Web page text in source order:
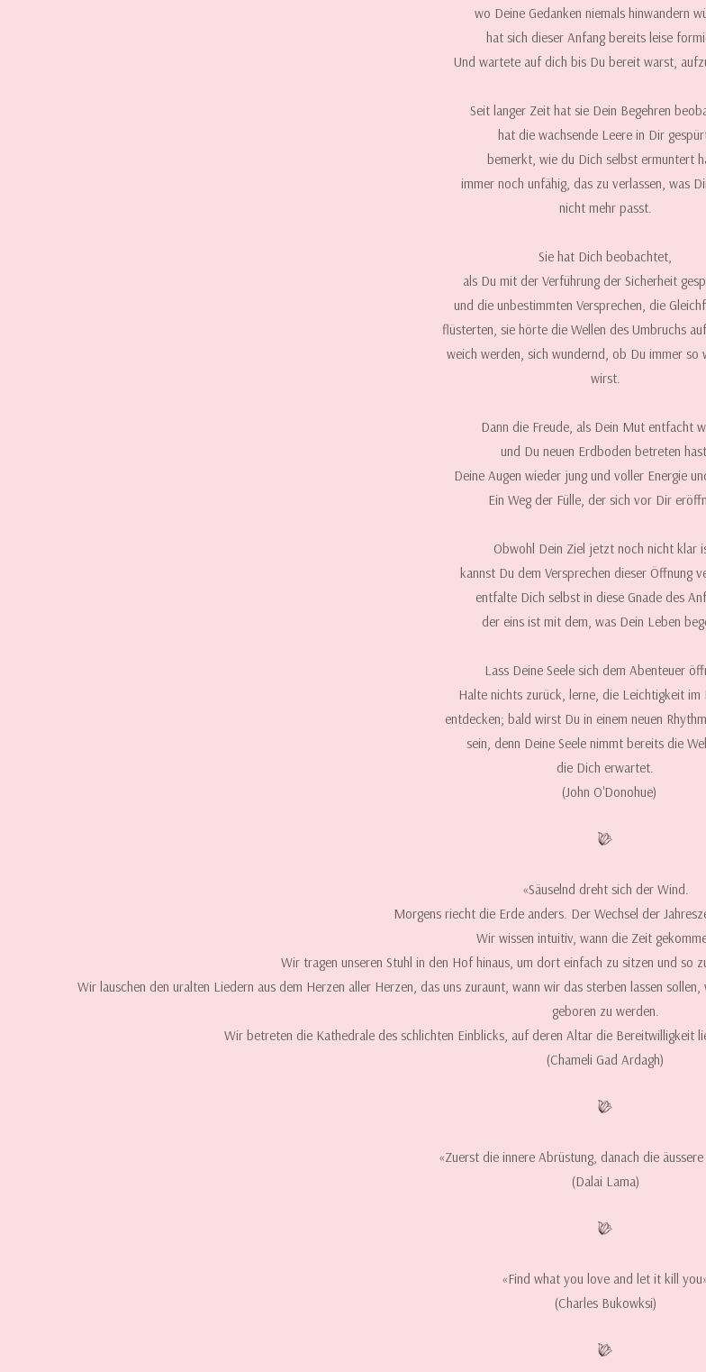
wo Deine Gedanken niemals hinwandern
hat sich dieser Anfang bereits leise
Und wartete auf dich bis Du bereit warst,
Seit langer Zeit hat sie Dein Begehren
hat die wachsende Leere in Dir
bemerkt, wie du Dich selbst ermuntert
immer noch unfähig, das zu verlassen, was
nicht mehr passt.
Sie hat Dich beobachtet,
als Du mit der Verführung der Sicherheit
und die unbestimmten Versprechen, die
flüsterten, sie hörte die Wellen des Umbruchs
weich werden, sich wundernd, ob Du immer so
wirst.
Dann die Freude, als Dein Mut entfacht
und Du neuen Erdboden betreten
Deine Augen wieder jung und voller Energie
Ein Weg der Fülle, der sich vor Dir
Obwohl Dein Ziel jetzt noch nicht klar
kannst Du dem Versprechen dieser Öffnung
entfalte Dich selbst in diese Gnade des
der eins ist mit dem, was Dein Leben
Lass Deine Seele sich dem Abenteuer
Halte nichts zurück, lerne, die Leichtigkeit im
entdecken; bald wirst Du in einem neuen
sein, denn Deine Seele nimmt bereits die
die Dich erwartet.
(John O'Donohue)
«Säuselnd dreht sich der Wind.
Morgens riecht die Erde anders. Der Wechsel der
Wir wissen intuitiv, wann die Zeit
Wir tragen unseren Stuhl in den Hof hinaus, um dort einfach zu sitzen und so
Wir lauschen den uralten Liedern aus dem Herzen aller Herzen, das uns zuraunt, wann wir das sterben lassen
geboren zu werden.
Wir betreten die Kathedrale des schlichten Einblicks, auf deren Altar die Bereitwilligkeit
(Chameli Gad Ardagh)
«Zuerst die innere Abrüstung, danach die
(Dalai Lama)
«Find what you love and let it kill
(Charles Bukowksi)